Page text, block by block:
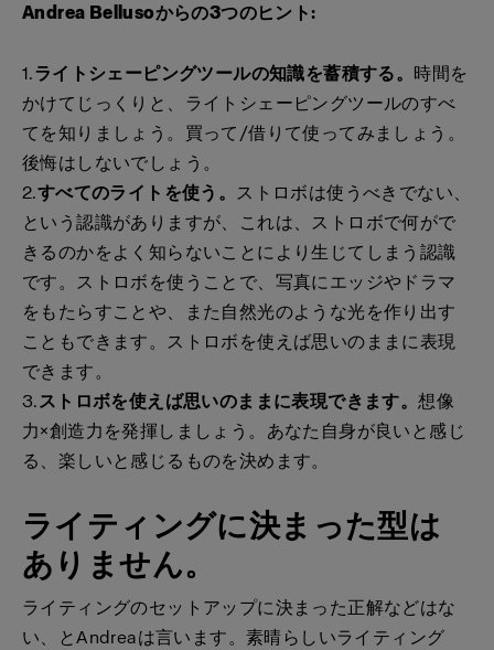
Andrea Bellusoからの3つのヒント:
1.ライトシェーピングツールの知識を蓄積する。 時間を
かけてじっくりと、ライトシェーピングツールのすべ
てを知りましょう。買って/借りて使ってみましょう。
後悔はしないでしょう。
2.すべてのライトを使う。 ストロボは使うべきでない、
という認識がありますが、これは、ストロボで何がで
きるのかをよく知らないことにより生じてしまう認識
です。ストロボを使うことで、写真にエッジやドラマ
をもたらすことや、また自然光のような光を作り出す
こともできます。ストロボを使えば思いのままに表現
できます。
3.ストロボを使えば思いのままに表現できます。想像
力×創造力を発揮しましょう。あなた自身が良いと感じ
る、楽しいと感じるものを決めます。
ライティングに決まった型は
ありません。
ライティングのセットアップに決まった正解などはな
い、とAndreaは言います。素晴らしいライティング